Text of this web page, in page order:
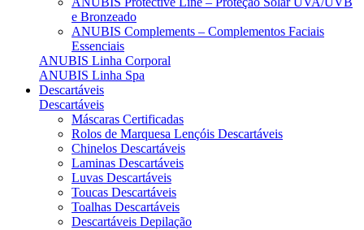
e Bronzeado
ANUBIS Complements – Complementos Faciais
Essenciais
ANUBIS Linha Corporal
ANUBIS Linha Spa
Descartáveis
Descartáveis
Máscaras Certificadas
Rolos de Marquesa Lençóis Descartáveis
Chinelos Descartáveis
Laminas Descartáveis
Luvas Descartáveis
Toucas Descartáveis
Toalhas Descartáveis
Descartáveis Depilação